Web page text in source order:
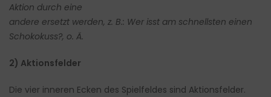
Aktion durch eine
andere ersetzt werden, z. B.: Wer isst am schnellsten einen
Schokokuss?, o. Ä.
2) Aktionsfelder
Die vier inneren Ecken des Spielfeldes sind Aktionsfelder.